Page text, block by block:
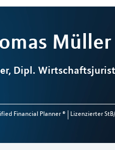
Müller
Dipl.
Financial Planner ® Lizenzierter